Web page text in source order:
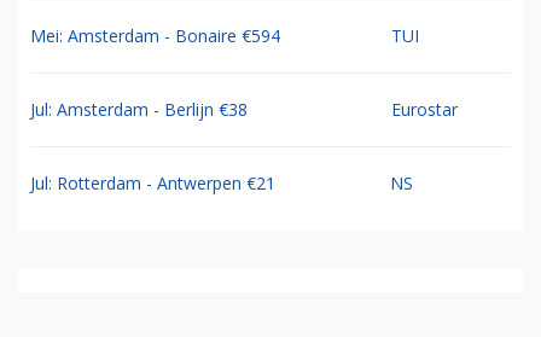
Mei: Amsterdam - Bonaire €594 TUI
Jul: Amsterdam - Berlijn €38 Eurostar
Jul: Rotterdam - Antwerpen €21 NS